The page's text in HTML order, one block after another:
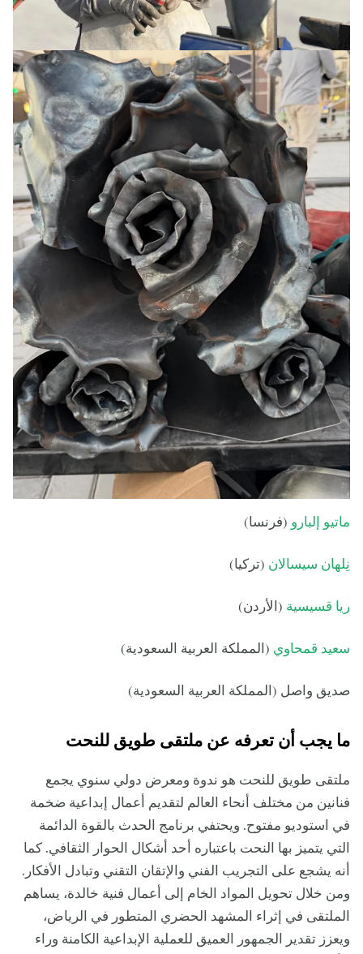
ماتيو إلبارو (فرنسا)
نِلهان سيسالان (تركيا)
ريا قسيسية (الأردن)
سعيد قمحاوي (المملكة العربية السعودية)
صديق واصل (المملكة العربية السعودية)
ما يجب أن تعرفه عن ملتقى طويق للنحت
ملتقى طويق للنحت هو ندوة ومعرض دولي سنوي يجمع
فنانين من مختلف أنحاء العالم لتقديم أعمال إبداعية ضخمة
في استوديو مفتوح. ويحتفي برنامج الحدث بالقوة الدائمة
التي يتميز بها النحت باعتباره أحد أشكال الحوار الثقافي. كما
أنه يشجع على التجريب الفني والإتقان التقني وتبادل الأفكار.
ومن خلال تحويل المواد الخام إلى أعمال فنية خالدة، يساهم
الملتقى في إثراء المشهد الحضري المتطور في الرياض،
ويعزز تقدير الجمهور العميق للعملية الإبداعية الكامنة وراء